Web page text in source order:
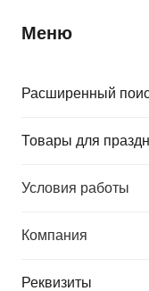
Меню
Расширенный
Товары для
Условия работы
Компания
Реквизиты